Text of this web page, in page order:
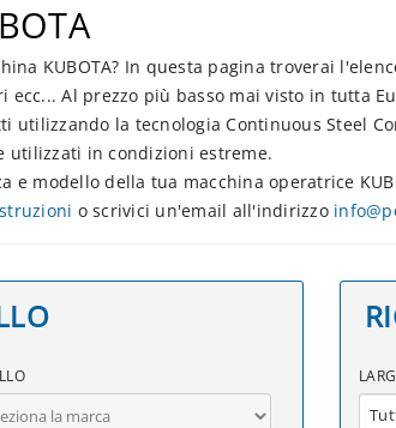
KUBOTA? In questa pagina troverai
ecc... Al prezzo più basso mai visto in tutta
utilizzando la tecnologia Continuous Steel
utilizzati in condizioni estreme.
e modello della tua macchina operatrice
o scrivici un'email all'indirizzo